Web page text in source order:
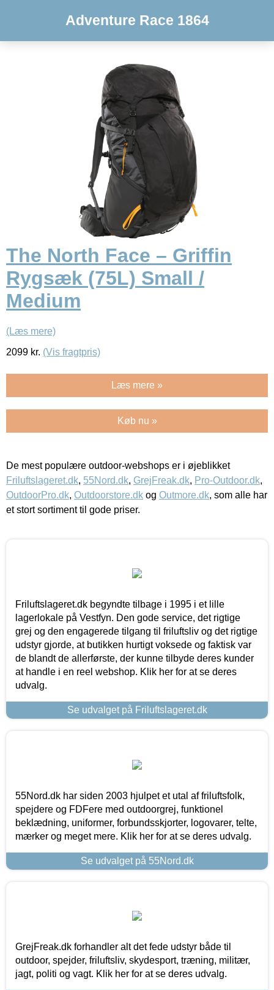
Adventure Race 1864
The North Face – Griffin
Rygsæk (75L) Small /
Medium
(Læs mere)
2099 kr. (Vis fragtpris)
Læs mere »
Køb nu »
De mest populære outdoor-webshops er i øjeblikket
Friluftslageret.dk, 55Nord.dk, GrejFreak.dk, Pro-Outdoor.dk,
OutdoorPro.dk, Outdoorstore.dk og Outmore.dk, som alle har
et stort sortiment til gode priser.
Friluftslageret.dk begyndte tilbage i 1995 i et lille
lagerlokale på Vestfyn. Den gode service, det rigtige
grej og den engagerede tilgang til friluftsliv og det rigtige
udstyr gjorde, at butikken hurtigt voksede og faktisk var
de blandt de allerførste, der kunne tilbyde deres kunder
at handle i en reel webshop. Klik her for at se deres
udvalg.
Se udvalget på Friluftslageret.dk
55Nord.dk har siden 2003 hjulpet et utal af friluftsfolk,
spejdere og FDFere med outdoorgrej, funktionel
beklædning, uniformer, forbundsskjorter, logovarer, telte,
mærker og meget mere. Klik her for at se deres udvalg.
Se udvalget på 55Nord.dk
GrejFreak.dk forhandler alt det fede udstyr både til
outdoor, spejder, friluftsliv, skydesport, træning, militær,
jagt, politi og vagt. Klik her for at se deres udvalg.